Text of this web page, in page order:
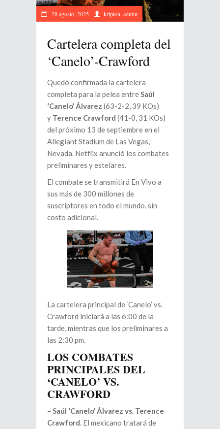
28 agosto, 2025 kripton_admin
Cartelera completa del
‘Canelo’-Crawford
Quedó confirmada la cartelera
completa para la pelea entreSaúl
‘Canelo’ Álvarez (63-2-2, 39 KOs)
y Terence Crawford (41-0, 31 KOs)
del próximo 13 de septiembre en el
Allegiant Stadium de Las Vegas,
Nevada. Netflix anunció los combates
preliminares y estelares.
El combate se transmitirá En Vivo a
sus más de 300 millones de
suscriptores en todo el mundo, sin
costo adicional.
La cartelera principal de ‘Canelo’ vs.
Crawford iniciará a las 6:00 de la
tarde, mientras que los preliminares a
las 2:30 pm.
LOS COMBATES
PRINCIPALES DEL
‘CANELO’ VS.
CRAWFORD
– Saúl ‘Canelo’ Álvarez vs. Terence
Crawford. El mexicano tratará de